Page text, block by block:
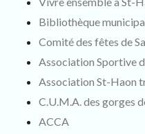
Bibliothèque
Comité des fêtes de
Association Sportive
Association St-Haon
C.U.M.A. des gorges
ACCA